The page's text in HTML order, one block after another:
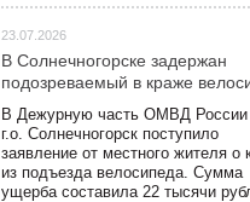
23.07.2026
В Солнечногорске задержан
подозреваемый в краже
В Дежурную часть ОМВД России
г.о. Солнечногорск поступило
заявление от местного жителя о
из подъезда велосипеда. Сумма
ущерба составила 22 тысячи